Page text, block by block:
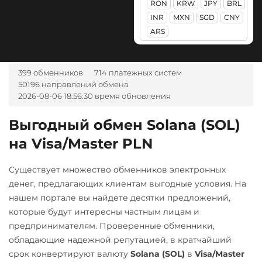
Shib
ERC20 BEP20
StableUSD (USDS)
Starknet (STRK)
Sui
Sushi
Synthetix (SNX)
Terra (LUNA)
ПУМБ UAH
Райффайзен
РНКБ RUB
Русский Стандарт RUB
Сбербанк
RUB QR RUB
Счет ИП/ООО
Litecoin (LTC)
Maker (MKR)
NEAR Protocol
NEO
ONDO
Optimism (OP)
PancakeSwap (CAKE)
Pax Dollar (USDP)
ERC20
Pepe
Ак Барс Банк RUB
Альфа-Банк
RUB
UAH
ВТБ Банк RUB
Газпромбанк RUB
Карта Unionpay CNY
Карта UZCARD UZS
Карта МИР RUB
Любой банк
USD RUB EUR UAH
RON
KRW JPY
BRL
INR
MXN SGD
CNY
ARS
399 обменников
714 платежных систем
50196 направлений обмена
2026-08-06 18:56:30 время обновления
Выгодный обмен Solana (SOL)
на Visa/Master PLN
Существует множество обменников электронных
денег, предлагающих клиентам выгодные условия. На
нашем портале вы найдете десятки предложений,
которые будут интересны частным лицам и
предпринимателям. Проверенные обменники,
обладающие надежной репутацией, в кратчайший
срок конвертируют валюту Solana (SOL) в Visa/Master